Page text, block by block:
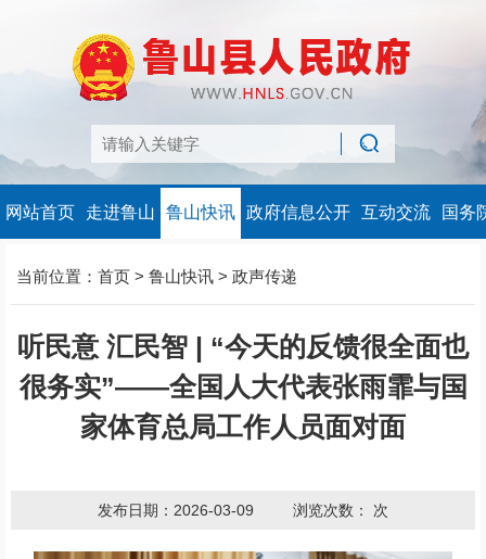
网站首页 走进鲁山 鲁山快讯 政府信息公开 互动交流 国务
当前位置： 首页 > 鲁山快讯 > 政声传递
听民意 汇民智 | “今天的反馈很全面也
很务实”——全国人大代表张雨霏与国
家体育总局工作人员面对面
发布日期：2026-03-09 浏览次数： 次